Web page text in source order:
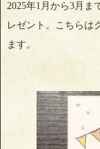
2025年1月から3月ま
レゼント。こちらは
ます。